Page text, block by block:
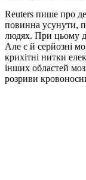
Reuters пише про
повинна усунути,
людях. При цьому
Але є й серйозні
крихітні нитки
інших областей
розриви